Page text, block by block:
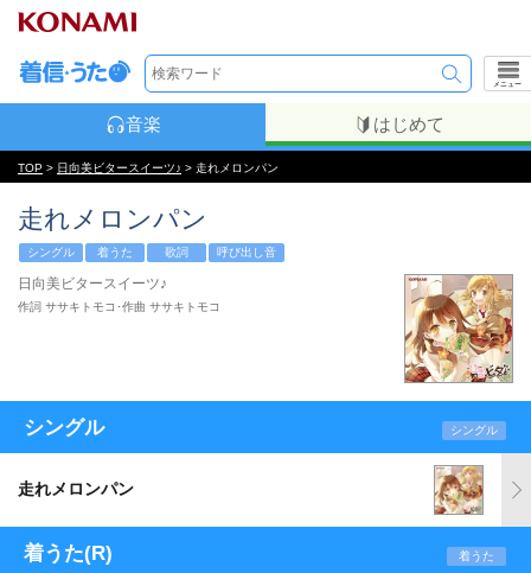
メニュー
音楽 はじめて
TOP > 日向美ビタースイーツ♪ > 走れメロンパン
走れメロンパン
シングル 着うた 歌詞 呼び出し音
日向美ビタースイーツ♪
作詞 ササキトモコ･作曲 ササキトモコ
シングル シングル
走れメロンパン
着うた(R) 着うた